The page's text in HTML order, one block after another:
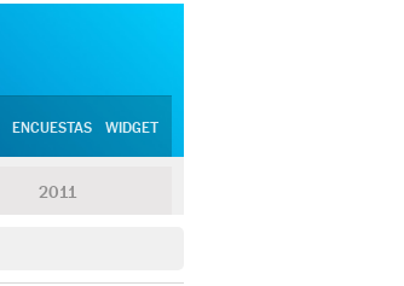
ENCUESTAS WIDGET
2011